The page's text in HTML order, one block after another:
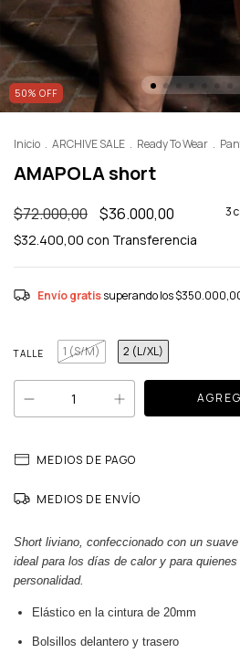
50% OFF
Inicio . ARCHIVE SALE . Ready To Wear .
AMAPOLA short
$72.000,00 $36.000,00 3
$32.400,00 con Transferencia
Envío gratis superando los
TALLE 1 (S/M) 2 (L/XL)
MEDIOS DE PAGO
MEDIOS DE ENVÍO
Short liviano, confeccionado con un
ideal para los días de calor y para
personalidad.
Elástico en la cintura de 20mm
Bolsillos delantero y trasero